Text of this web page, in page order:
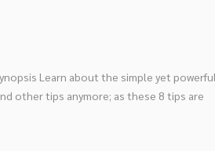
Learn about the simple yet
other tips anymore; as these 8 tips are